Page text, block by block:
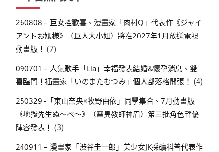
260808 – 巨女控歡喜、漫畫家「肉村Q」代表作《ジャイ
アントお嬢様》（巨人大小姐）將在2027年1月放送電視
動畫版！ (7)
090701 – 人氣歌手「Lia」幸福發表結婚&懷孕消息、雙
喜臨門！插畫家「いのまたむつみ」個人部落格開張！ (4)
250329 -「東山奈央×牧野由依」同學集合、7月動畫版
《地獄先生ぬ～べ～》（靈異教師神眉）第三批角色聲優
陣容發表！ (3)
240911 – 漫畫家「渋谷圭一郎」美少女JK採礦科普代表作